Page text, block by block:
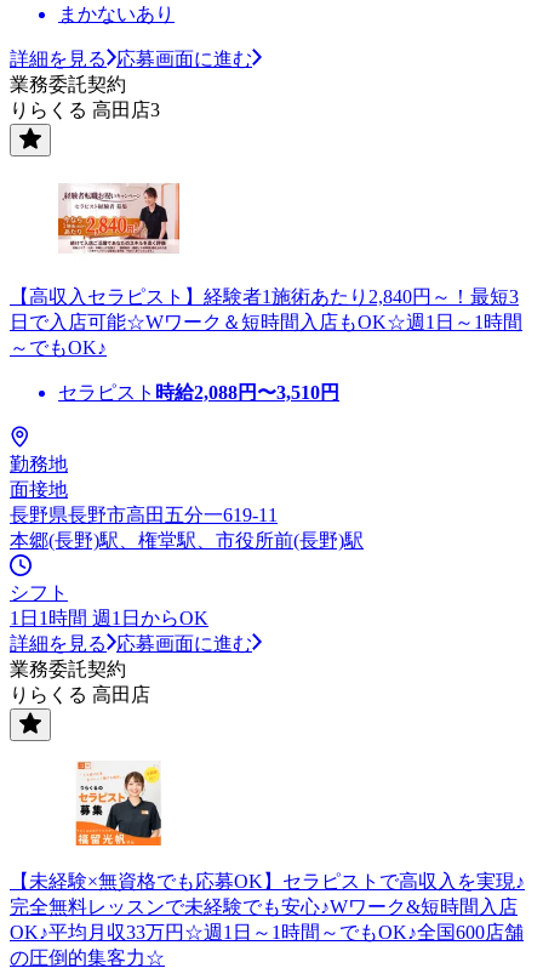
まかないあり
詳細を見る
応募画面に進む
業務委託契約
りらくる 高田店3
【高収入セラピスト】経験者1施術あたり2,840円～！最短3
日で入店可能☆Wワーク＆短時間入店もOK☆週1日～1時間
～でもOK♪
セラピスト 時給2,088円〜3,510円
勤務地
面接地
長野県長野市高田五分一619-11
本郷(長野)駅、権堂駅、市役所前(長野)駅
シフト
1日1時間 週1日からOK
詳細を見る
応募画面に進む
業務委託契約
りらくる 高田店
【未経験×無資格でも応募OK】セラピストで高収入を実現♪
完全無料レッスンで未経験でも安心♪Wワーク&短時間入店
OK♪平均月収33万円☆週1日～1時間～でもOK♪全国600店舗
の圧倒的集客力☆